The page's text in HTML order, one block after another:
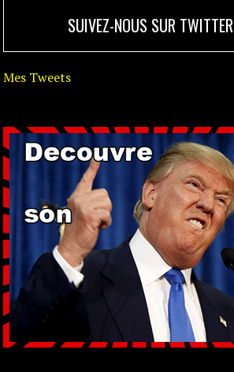
SUIVEZ-NOUS SUR TWITTER
Mes Tweets